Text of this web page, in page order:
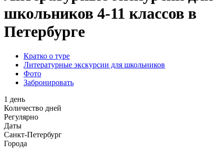
школьников 4-11 классов в
Петербурге
Кратко о туре
Литературные экскурсии для школьников
Фото
Забронировать
1 день
Количество дней
Регулярно
Даты
Санкт-Петербург
Города